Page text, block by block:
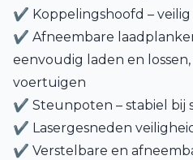
✔ Koppelingshoofd –
✔ Afneembare
eenvoudig laden en
voertuigen
✔ Steunpoten – stabiel bij
✔ Lasergesneden
✔ Verstelbare en